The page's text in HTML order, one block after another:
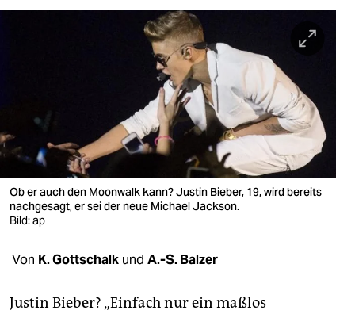
wahrheit
verlag
verlag
shop
fragen & hilfe
Ob er auch den Moonwalk kann? Justin Bieber, 19, wird bereits
nachgesagt, er sei der neue Michael Jackson.
Bild: ap
Von K. Gottschalk und A.-S. Balzer
Justin Bieber? „Einfach nur ein maßlos